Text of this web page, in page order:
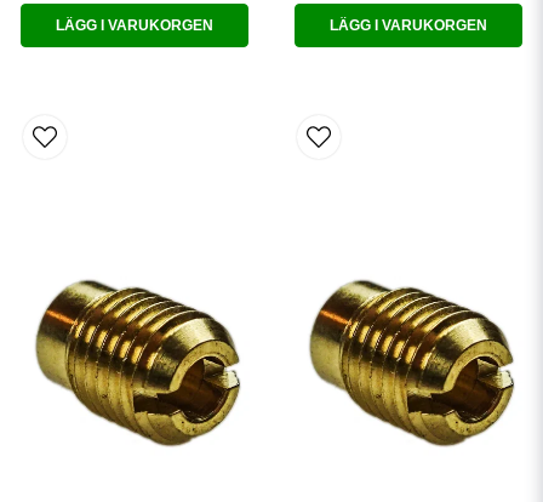
LÄGG I VARUKORGEN LÄGG I VARUKORGEN